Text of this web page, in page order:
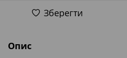
Зберегти
Опис